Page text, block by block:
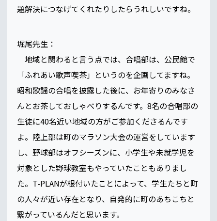
題解決につなげてくれたりしたらうれしいですね。
堀尾先生：
地域と関わると言う点では、合唱部は、公民館で
「ふれあい歌声喫茶」というのを企画してますね。
昭和歌謡の合唱を披露した後に、お年寄りのみなさ
んとお茶しておしゃべりするんです。8名の合唱部の
生徒に40名近い地域の方がご参加くださるんです
よ。陸上部は町のマラソン大会の運営をしています
し、野球部はオフシーズンに、小学生や未就学児を
対象とした野球教室もやっていたこともありまし
た。T-PLANが根付いたことによって、学生たちと町
の人々が近い存在となり、自発的に町のあちこちと
繋がっているんだと思います。